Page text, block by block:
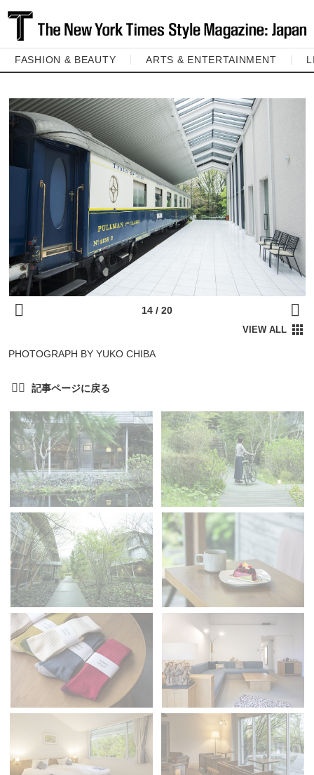
FASHION & BEAUTY ARTS & ENTERTAINMENT
PHOTOGRAPH BY YUKO CHIBA